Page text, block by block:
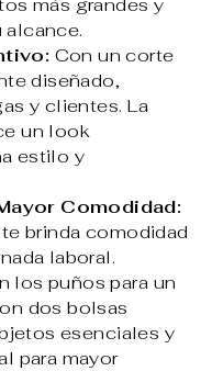
alcance.
Con un corte
diseñado,
y clientes. La
un look
estilo y
Comodidad:
brinda comodidad
laboral.
los puños para un
dos bolsas
esenciales y
para mayor